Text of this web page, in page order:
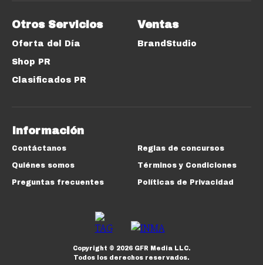
Otros Servicios
Oferta del Día
Shop PR
Clasificados PR
Ventas
BrandStudio
Información
Contáctanos
Quiénes somos
Preguntas frecuentes
Reglas de concursos
Términos y Condiciones
Políticas de Privacidad
Copyright © 2026GFR Media LLC.
Todos los derechos reservados.